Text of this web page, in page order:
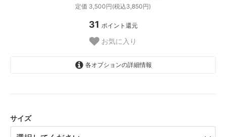
定価 3,500円(税込3,850円)
31 ポイント還元
お気に入り
各オプションの詳細情報
サイズ